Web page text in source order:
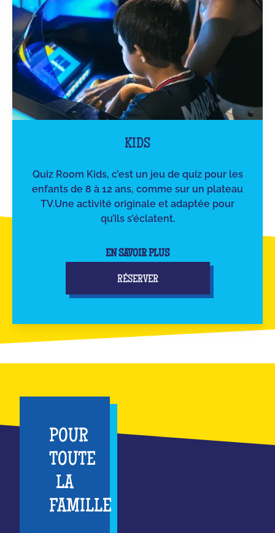
KIDS
Quiz Room Kids, c’est un jeu de quiz pour les
enfants de 8 à 12 ans, comme sur un plateau
TV.Une activité originale et adaptée pour
qu’ils s’éclatent.
EN SAVOIR PLUS
RÉSERVER
POUR
TOUTE
LA
FAMILLE